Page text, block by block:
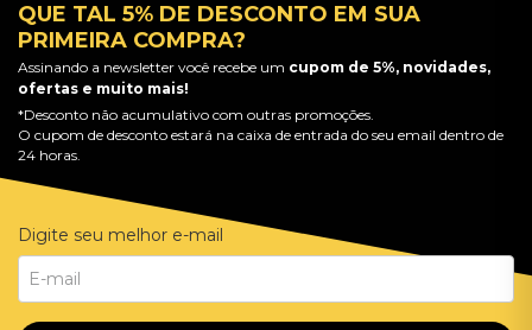
QUE TAL 5% DE DESCONTO EM SUA
PRIMEIRA COMPRA?
Assinando a newsletter você recebe um cupom de 5%, novidades,
ofertas e muito mais!
*Desconto não acumulativo com outras promoções.
O cupom de desconto estará na caixa de entrada do seu email dentro de
24 horas.
Digite seu melhor e-mail